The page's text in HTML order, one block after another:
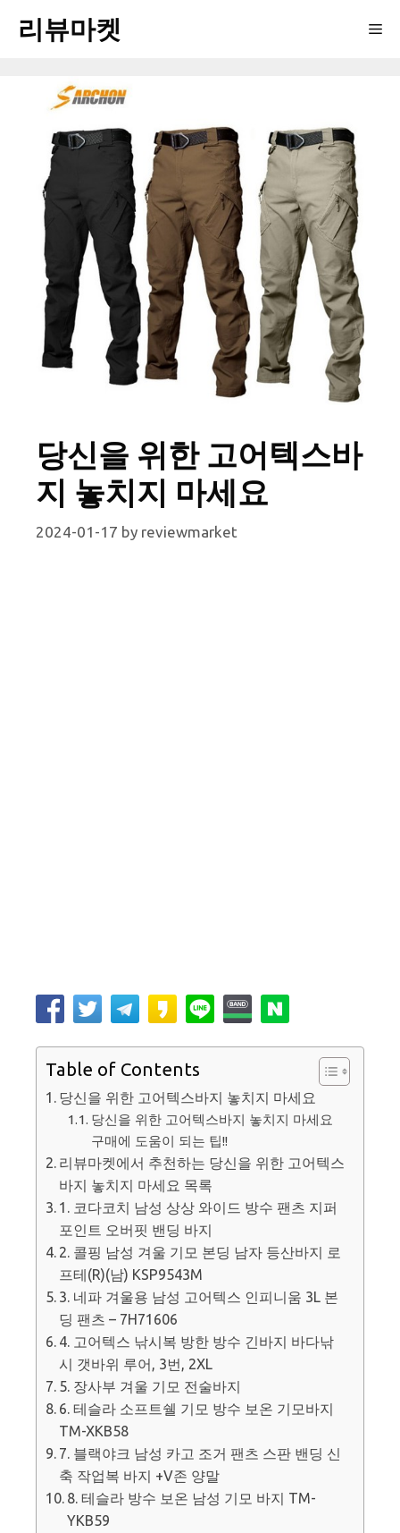
리뷰마켓
당신을 위한 고어텍스바
지 놓치지 마세요
2024-01-17 by reviewmarket
Table of Contents
당신을 위한 고어텍스바지 놓치지 마세요
당신을 위한 고어텍스바지 놓치지 마세요
구매에 도움이 되는 팁!!
리뷰마켓에서 추천하는 당신을 위한 고어텍스
바지 놓치지 마세요 목록
1. 코다코치 남성 상상 와이드 방수 팬츠 지퍼
포인트 오버핏 밴딩 바지
2. 콜핑 남성 겨울 기모 본딩 남자 등산바지 로
프테(R)(남) KSP9543M
3. 네파 겨울용 남성 고어텍스 인피니움 3L 본
딩 팬츠 – 7H71606
4. 고어텍스 낚시복 방한 방수 긴바지 바다낚
시 갯바위 루어, 3번, 2XL
5. 장사부 겨울 기모 전술바지
6. 테슬라 소프트쉘 기모 방수 보온 기모바지
TM-XKB58
7. 블랙야크 남성 카고 조거 팬츠 스판 밴딩 신
축 작업복 바지 +V존 양말
8. 테슬라 방수 보온 남성 기모 바지 TM-
YKB59